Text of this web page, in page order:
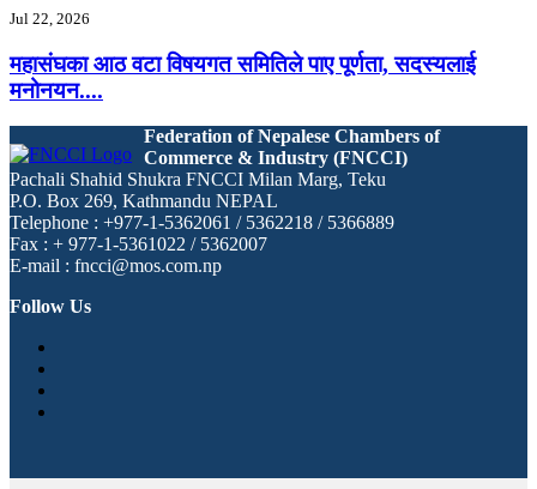
Jul 22, 2026
महासंघका आठ वटा विषयगत समितिले पाए पूर्णता, सदस्यलाई
मनोनयन....
Federation of Nepalese Chambers of
Commerce & Industry (FNCCI)
Pachali Shahid Shukra FNCCI Milan Marg, Teku
P.O. Box 269, Kathmandu NEPAL
Telephone : +977-1-5362061 / 5362218 / 5366889
Fax : + 977-1-5361022 / 5362007
E-mail : fncci@mos.com.np
Follow Us